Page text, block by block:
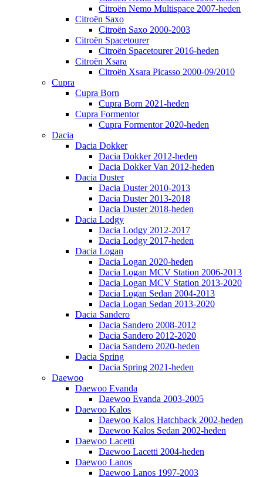
Citroën Nemo Multispace 2007-heden
Citroën Saxo
Citroën Saxo 2000-2003
Citroën Spacetourer
Citroën Spacetourer 2016-heden
Citroën Xsara
Citroën Xsara Picasso 2000-09/2010
Cupra
Cupra Born
Cupra Born 2021-heden
Cupra Formentor
Cupra Formentor 2020-heden
Dacia
Dacia Dokker
Dacia Dokker 2012-heden
Dacia Dokker Van 2012-heden
Dacia Duster
Dacia Duster 2010-2013
Dacia Duster 2013-2018
Dacia Duster 2018-heden
Dacia Lodgy
Dacia Lodgy 2012-2017
Dacia Lodgy 2017-heden
Dacia Logan
Dacia Logan 2020-heden
Dacia Logan MCV Station 2006-2013
Dacia Logan MCV Station 2013-2020
Dacia Logan Sedan 2004-2013
Dacia Logan Sedan 2013-2020
Dacia Sandero
Dacia Sandero 2008-2012
Dacia Sandero 2012-2020
Dacia Sandero 2020-heden
Dacia Spring
Dacia Spring 2021-heden
Daewoo
Daewoo Evanda
Daewoo Evanda 2003-2005
Daewoo Kalos
Daewoo Kalos Hatchback 2002-heden
Daewoo Kalos Sedan 2002-heden
Daewoo Lacetti
Daewoo Lacetti 2004-heden
Daewoo Lanos
Daewoo Lanos 1997-2003